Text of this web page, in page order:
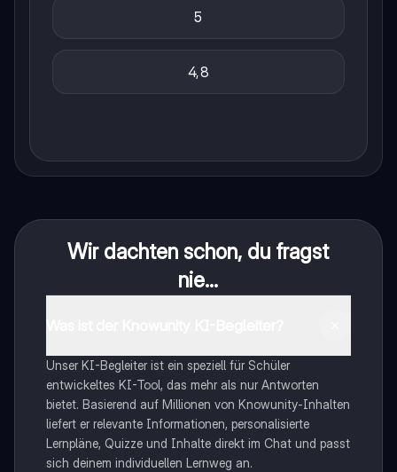
5
4,8
Wir dachten schon, du fragst
nie...
Unser KI-Begleiter ist ein speziell für Schüler
entwickeltes KI-Tool, das mehr als nur Antworten
bietet. Basierend auf Millionen von Knowunity-Inhalten
liefert er relevante Informationen, personalisierte
Lernpläne, Quizze und Inhalte direkt im Chat und passt
sich deinem individuellen Lernweg an.